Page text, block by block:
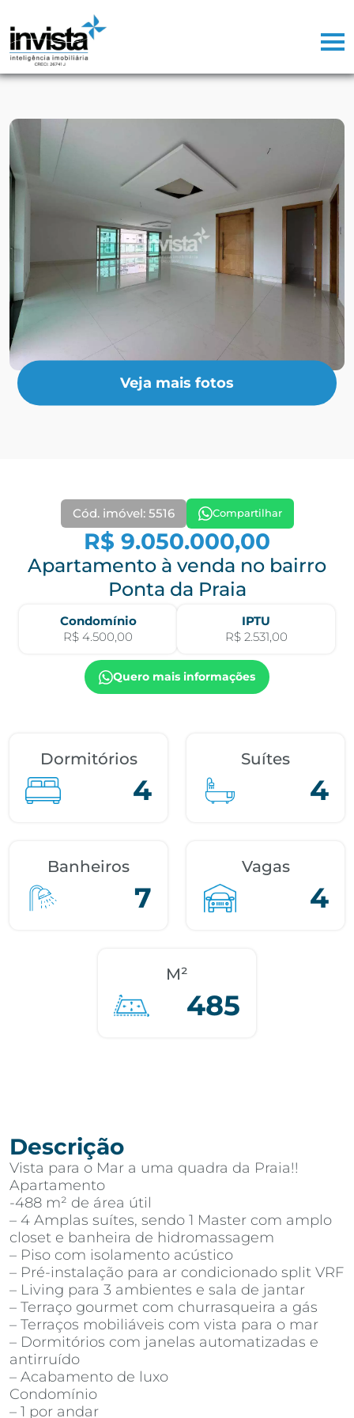
Veja mais fotos
Cód. imóvel: 5516 Compartilhar
R$ 9.050.000,00
Apartamento à venda no bairro
Ponta da Praia
Condomínio
R$ 4.500,00
IPTU
R$ 2.531,00
Quero mais informações
Dormitórios
4
Suítes
4
Banheiros
7
Vagas
4
M²
485
Descrição
Vista para o Mar a uma quadra da Praia!!
Apartamento
-488 m² de área útil
– 4 Amplas suítes, sendo 1 Master com amplo
closet e banheira de hidromassagem
– Piso com isolamento acústico
– Pré-instalação para ar condicionado split VRF
– Living para 3 ambientes e sala de jantar
– Terraço gourmet com churrasqueira a gás
– Terraços mobiliáveis com vista para o mar
– Dormitórios com janelas automatizadas e
antirruído
– Acabamento de luxo
Condomínio
– 1 por andar